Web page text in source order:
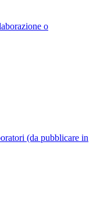
o
(da pubblicare in